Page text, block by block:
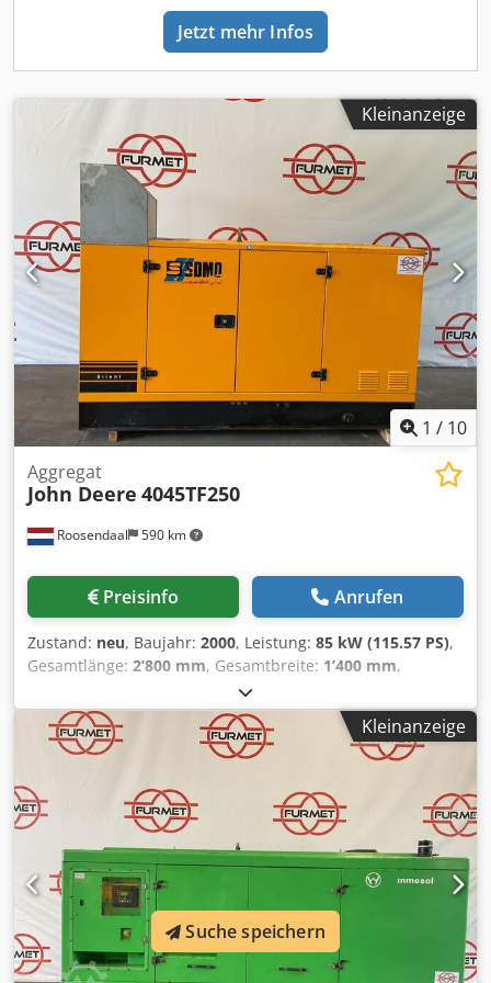
BAUCHGEFÜHL ENTSCHEIDEND, DER PREIS STEHT AN
ZWEITER STELLE. Bei weiteren Fragen steht Ihnen gerne
SOWIE FINANZIERUNG MÖGLICH!Alle Angaben ohne
Gewähr* Weitere Angebote finden Sie auf unserer
Homepage: Die Beschreibung und angegebenen Daten
stellen keine Zusicherung dar und sind nicht verbindlich.
Verbindlich ist der Kaufvertrag der im Autohaus bei Kauf
des Fahrzeuges abgeschlossen wird. Irrtümer und
Zwischenverkauf vorbehalten! Dcedpjvic Drsfx Ahkok
Jetzt mehr Infos
Kleinanzeige
1 / 10
Roosendaal 590 km
Aggregat
John Deere 4045TF250
Preisinfo Anrufen
Zustand: neu, Baujahr: 2000, Leistung: 85 kW (115.57 PS),
Gesamtlänge: 2’800 mm, Gesamtbreite: 1’400 mm,
, Elektrische Leistung in kVA: 80
kVA Ca. Gewicht in kg: 1.230 Dsdpfezhigtox Ahksck
Kleinanzeige
Suche speichern